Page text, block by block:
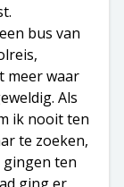
bus van
meer waar
Als
ik nooit ten
te zoeken,
gingen ten